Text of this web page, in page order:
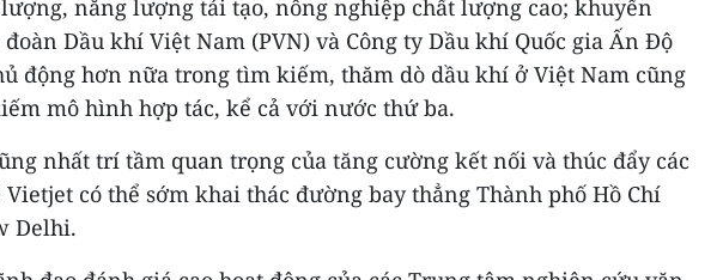
năng lượng tái tạo, nông nghiệp chất lượng cao; khuyến
Dầu khí Việt Nam (PVN) và Công ty Dầu khí Quốc gia Ấn Độ
động hơn nữa trong tìm kiếm, thăm dò dầu khí ở Việt Nam cũng
mô hình hợp tác, kể cả với nước thứ ba.
nhất trí tầm quan trọng của tăng cường kết nối và thúc đẩy các
có thể sớm khai thác đường bay thẳng Thành phố Hồ Chí
Delhi.